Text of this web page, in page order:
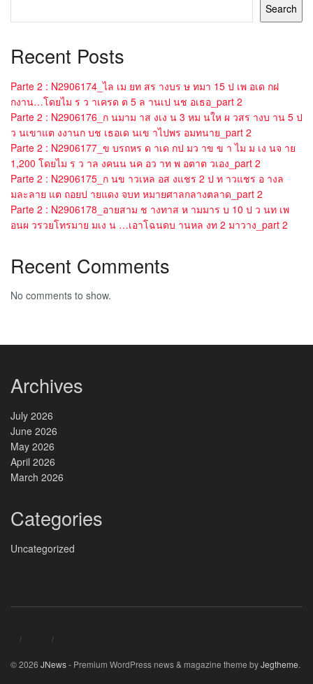
Search
Recent Posts
Parte 2 : N2906174_ไล เม ยท สร างบร ษ ทมา 15 ป เพ อเด กฝ
กงาน…โดยไม ร ว าเครด ต 5 ล านเป นช อเธอ_part 2
Parte 2 : N2906176_ก นมาม าส งเง น 3 หม นให ผ วสร างบ าน 5 ป
ว นเขาแต งงานก บช เธอเด นเข าไปพร อมทนาย_part 2
Parte 2 : N2906177_ข บรถหร ด าเด กป มว าข ข า ไม ม เง นจ าย
1,200 โดยไม ร ว าล งคนน นค อว าท พ อตาต วเอง_part 2
Parte 2 : N2906175_ก นข าวเหล อส งแชร 2 ป ท าวแชร อ างล
มละลาย แต ถอยป ายแดง จบท หมายศาลกลางตลาด_part 2
Parte 2 : N2906178_อายสาม ช างทาส ห ามมาร บ 10 ป ว นท เพ
อนผ วรวยโทรมาย มเง น …เอาโฉนดบ านหล งท 2 มาวาง_part 2
Recent Comments
No comments to show.
Archives
July 2026
June 2026
May 2026
April 2026
March 2026
Categories
Uncategorized
© 2026 JNews- Premium WordPress news & magazine theme byJegtheme.